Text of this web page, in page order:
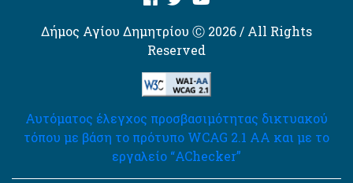
Δήμος Αγίου Δημητρίου Ⓒ 2026 / All Rights
Reserved
Αυτόματος έλεγχος προσβασιμότητας δικτυακού
τόπου με βάση το πρότυπο WCAG 2.1 AA και με το
εργαλείο “AChecker”